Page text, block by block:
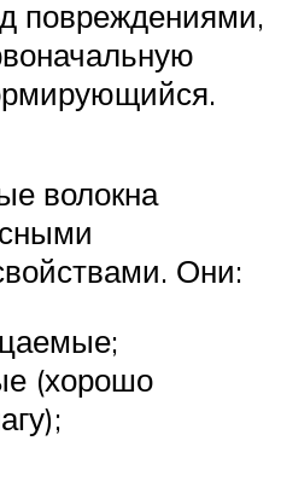
повреждениями,
волокна
Они:
(хорошо